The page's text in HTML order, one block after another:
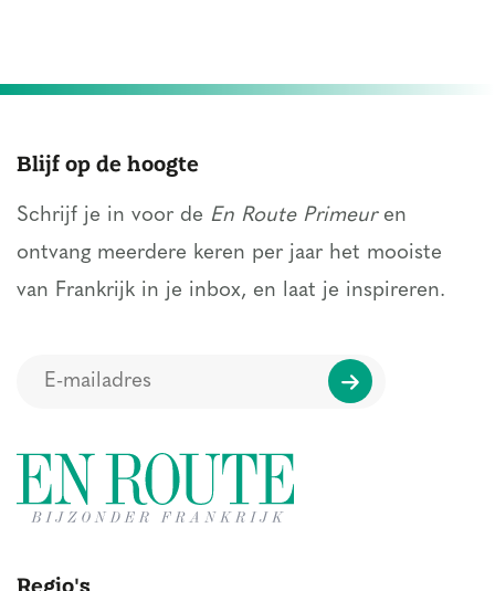
Blijf op de hoogte
Schrijf je in voor de En Route Primeuren
ontvang meerdere keren per jaar het mooiste
van Frankrijk in je inbox, en laat je inspireren.
Regio's